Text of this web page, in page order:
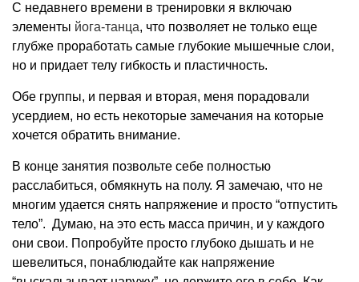
С недавнего времени в тренировки я включаю
элементы йога-танца, что позволяет не только еще
глубже проработать самые глубокие мышечные слои,
но и придает телу гибкость и пластичность.
Обе группы, и первая и вторая, меня порадовали
усердием, но есть некоторые замечания на которые
хочется обратить внимание.
В конце занятия позвольте себе полностью
расслабиться, обмякнуть на полу. Я замечаю, что не
многим удается снять напряжение и просто “отпустить
тело”. Думаю, на это есть масса причин, и у каждого
они свои. Попробуйте просто глубоко дышать и не
шевелиться, понаблюдайте как напряжение